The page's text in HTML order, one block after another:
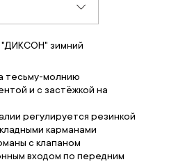
зимний
тесьму-молнию
и с застёжкой на
регулируется резинкой
карманами
с клапаном
входом по передним